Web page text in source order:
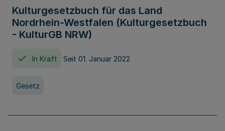
Kulturgesetzbuch für das Land
Nordrhein-Westfalen (Kulturgesetzbuch
- KulturGB NRW)
In Kraft Seit 01. Januar 2022
Gesetz